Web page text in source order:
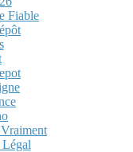
Fiable